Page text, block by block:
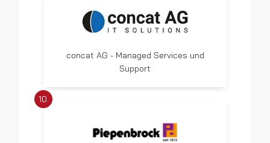
concat AG - Managed Services und
Support
10.